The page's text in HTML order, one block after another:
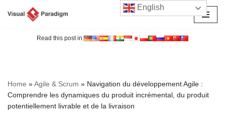
Read this post in:
Home »Agile & Scrum » Navigation du développement Agile :
Comprendre les dynamiques du produit incrémental, du produit
potentiellement livrable et de la livraison
English